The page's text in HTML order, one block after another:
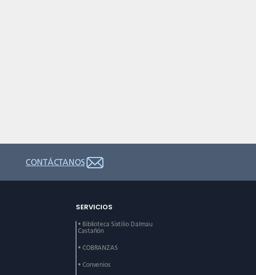
CONTÁCTANOS
SERVICIOS
• Biblioteca Sixtilio Dalmau
Castañón
• COBRANZAS
• Convenios